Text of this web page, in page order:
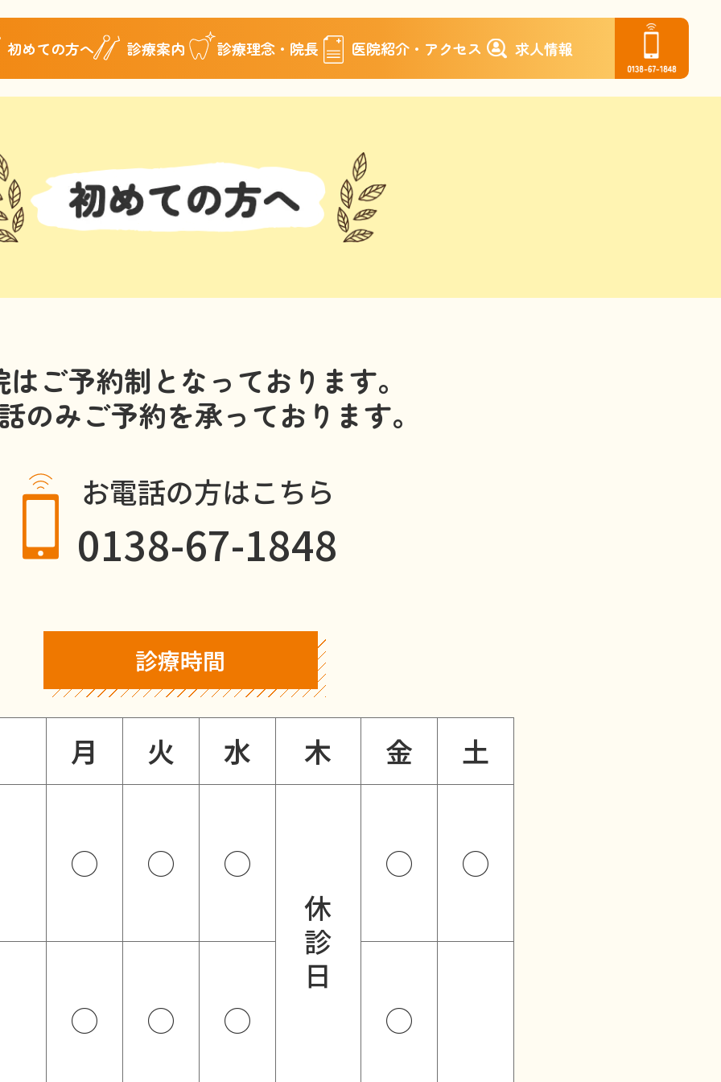
初めての方へ 診療案内 診療理念・院長 医院紹介・アクセス 求人情報
はご予約制となっております。
のみご予約を承っております。
お電話の方はこちら
0138-67-1848
診療時間
月 火 水 木 金 土
◯ ◯
◯
休
診
日
◯ ◯
◯ ◯ ◯ ◯